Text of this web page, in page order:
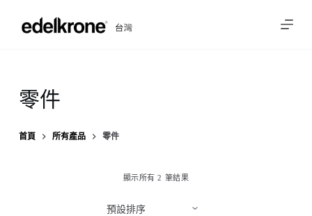
至
內
容
零件
首頁 所有產品 零件
顯示所有 2 筆結果